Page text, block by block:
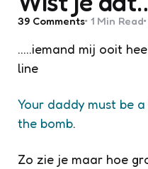
39 Comments 1 Min Read
…..iemand mij ooit
line
Your daddy must be
the bomb.
Zo zie je maar hoe